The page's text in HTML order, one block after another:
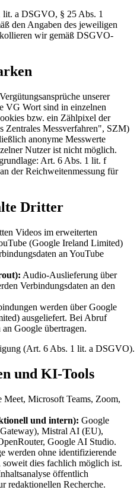
lit. a DSGVO, § 25 Abs. 1
den Angaben des jeweiligen
wir gemäß DSGVO-
unserer
VG Wort sind in einzelnen
bzw. ein Zählpixel der
Zentrales Messverfahren", SZM)
anonyme Messwerte
Nutzer ist nicht möglich.
Art. 6 Abs. 1 lit. f
der Reichweitenmessung für
Dritter
Videos im erweiterten
(Google Ireland Limited)
an YouTube
Audio-Auslieferung über
Verbindungsdaten an den
werden über Google
ausgeliefert. Bei Abruf
Google übertragen.
(Art. 6 Abs. 1 lit. a DSGVO).
und KI-Tools
Meet, Microsoft Teams, Zoom,
und intern): Google
Mistral AI (EU),
Google AI Studio.
werden ohne identifizierende
dies fachlich möglich ist.
öffentlich
redaktionellen Recherche.